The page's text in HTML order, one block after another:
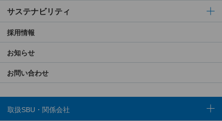
サステナビリティ
採用情報
お知らせ
お問い合わせ
取扱SBU・関係会社